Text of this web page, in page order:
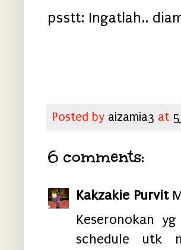
psstt: Ingatlah..
Posted by aizamia3 at
6 comments:
Kakzakie Purvit
Keseronokan
schedule utk